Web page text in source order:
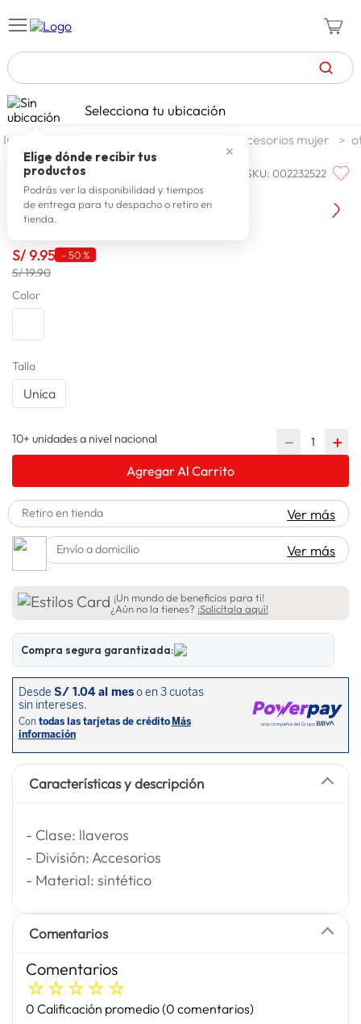
TÉRMINOS MÁS BUSCADOS
1. zapatillas mujer
2. celulares
3. zapatillas hombre
4. moda
6. tv
7.
10. lavadora
Selecciona tu ubicación
✕
Elige dónde recibir tus
productos
Podrás ver la disponibilidad y tiempos
de entrega para tu despacho o retiro en
tienda.
moda y accesorios accesorios mujer
ONE STEP SKU:002232522
Llavero Mujer One Step Tuxito
S/9.95 - 50 %
S/ 19.90
Color
Talla
Unica
10+ unidades a nivel nacional ＋
－
Agregar Al Carrito
Retiro en tienda Ver más
Envío a domicilio Ver más
¡Un mundo de beneficios para ti!
¿Aún no la tienes? ¡Solicítala aquí!
Compra segura garantizada:
Características y descripción
- Clase: llaveros
- División: Accesorios
- Material: sintético
Comentarios
Comentarios
☆☆☆☆☆
0 Calificación promedio(0 comentarios)